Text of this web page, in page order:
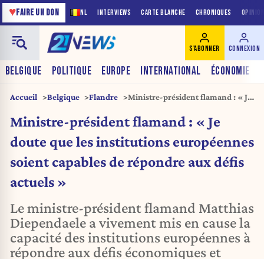
NL INTERVIEWS CARTE BLANCHE CHRONIQUES
♥FAIRE UN DON
BELGIQUE POLITIQUE EUROPE INTERNATIONAL ÉCONOMIE
S'ABONNER CONNEXION
Accueil Belgique Flandre
Ministre-président flamand : « Je
européennes soient capables de
Ministre-président flamand : « Je
doute que les institutions européennes
soient capables de répondre aux défis
actuels »
Le ministre-président flamand Matthias
Diependaele a vivement mis en cause la
capacité des institutions européennes à
répondre aux défis économiques et